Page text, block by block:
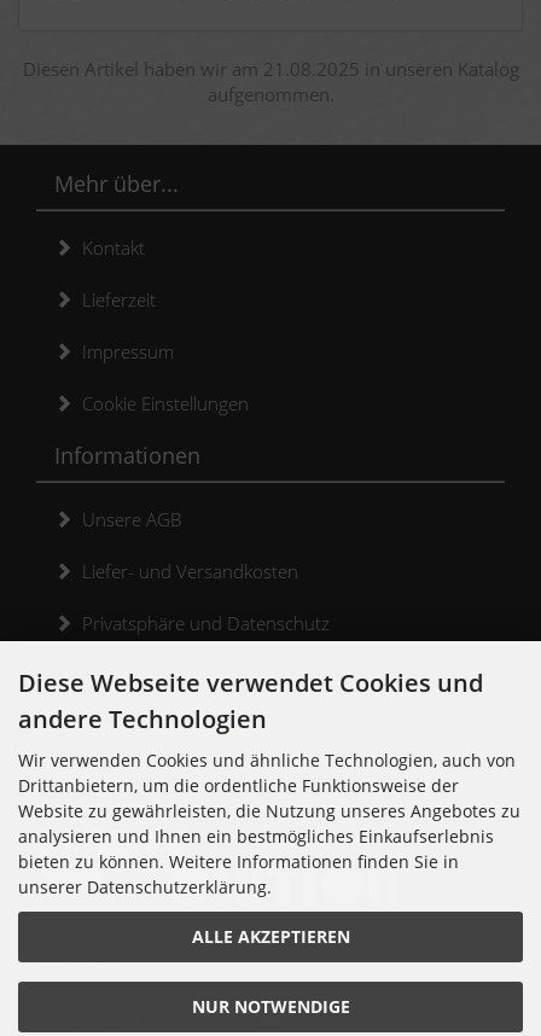
Diesen Artikel haben wir am 21.08.2025 in unseren Katalog
aufgenommen.
Mehr über...
Kontakt
Lieferzeit
Impressum
Cookie Einstellungen
Informationen
Unsere AGB
Liefer- und Versandkosten
Privatsphäre und Datenschutz
Widerrufsrecht
Widerrufsformular
Kontakt
10997 Berlin
E-Mail: order[at]noisolution[punkt]de
Diese Webseite verwendet Cookies und
andere Technologien
Wir verwenden Cookies und ähnliche Technologien, auch von
Drittanbietern, um die ordentliche Funktionsweise der
Website zu gewährleisten, die Nutzung unseres Angebotes zu
analysieren und Ihnen ein bestmögliches Einkaufserlebnis
bieten zu können. Weitere Informationen finden Sie in
unserer Datenschutzerklärung.
ALLE AKZEPTIEREN
NUR NOTWENDIGE